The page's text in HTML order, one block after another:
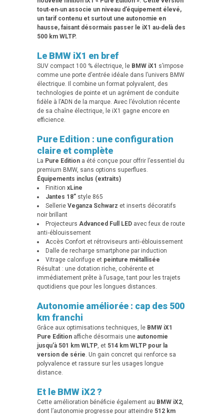
tout‑en‑un associe un niveau d’équipement élevé,
un tarif contenu et surtout une autonomie en
hausse, faisant désormais passer le iX1 au‑delà des
500 km WLTP.
Le BMW iX1 en bref
SUV compact 100 % électrique, le BMW iX1 s’impose
comme une porte d’entrée idéale dans l’univers BMW
électrique. Il combine un format polyvalent, des
technologies de pointe et un agrément de conduite
fidèle à l’ADN de la marque. Avec l’évolution récente
de sa chaîne électrique, le iX1 gagne encore en
efficience.
Pure Edition : une configuration
claire et complète
La Pure Edition a été conçue pour offrir l’essentiel du
premium BMW, sans options superflues.
Équipements inclus (extraits)
Finition xLine
Jantes 18” style 865
Sellerie Veganza Schwarz et inserts décoratifs
noir brillant
Projecteurs Advanced Full LED avec feux de route
anti‑éblouissement
Accès Confort et rétroviseurs anti‑éblouissement
Dalle de recharge smartphone par induction
Vitrage calorifuge et peinture métallisée
Résultat : une dotation riche, cohérente et
immédiatement prête à l’usage, tant pour les trajets
quotidiens que pour les longues distances.
Autonomie améliorée : cap des 500
km franchi
Grâce aux optimisations techniques, le BMW iX1
Pure Edition affiche désormais une autonomie
jusqu’à 501 km WLTP , et 514 km WLTP pour la
version de série . Un gain concret qui renforce sa
polyvalence et rassure sur les usages longue
distance.
Et le BMW iX2 ?
Cette amélioration bénéficie également au BMW iX2
dont l’autonomie progresse pour atteindre 512 km